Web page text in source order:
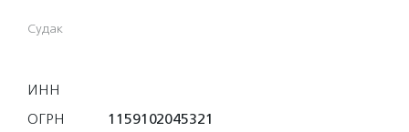
Судак
ИНН
ОГРН
1159102045321